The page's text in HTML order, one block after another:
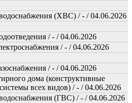
(ХВС) / - / 04.06.2026
/ - / 04.06.2026
/ - / 04.06.2026
/ - / 04.06.2026
дома (конструктивные
всех видов) / - / 04.06.2026
(ГВС) / - / 04.06.2026